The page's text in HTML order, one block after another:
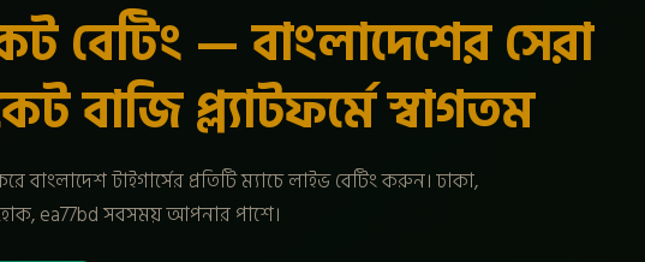
বেটিং — বাংলাদেশের সেরা
বাজি প্ল্যাটফর্মে স্বাগতম
বাংলাদেশ টাইগার্সের প্রতিটি ম্যাচে লাইভ বেটিং করুন। ঢাকা,
হোক, ea77bd সবসময় আপনার পাশে।